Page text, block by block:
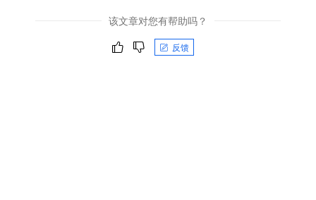
该文章对您有帮助吗？
反馈